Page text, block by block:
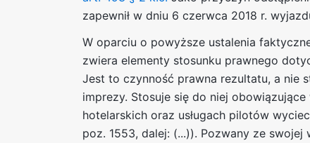
zapewnił w dniu 6 czerwca 2018 r.
W oparciu o powyższe ustalenia
zwiera elementy stosunku prawnego
Jest to czynność prawna rezultatu, a nie
imprezy. Stosuje się do niej
hotelarskich oraz usługach pilotów
poz. 1553, dalej: (...)). Pozwany ze